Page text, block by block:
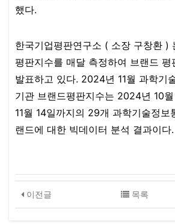
했다.
한국기업평판연구소 ( 소장 구창환 )
평판지수를 매달 측정하여 브랜드 평
발표하고 있다. 2024년 11월 과학기
기관 브랜드평판지수는 2024년 10
11월 14일까지의 29개 과학기술정보
랜드에 대한 빅데이터 분석 결과이다.​
이전글 목록